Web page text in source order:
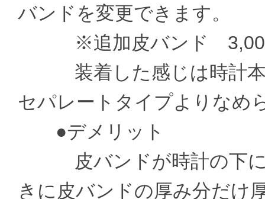
バンドを変更できます。
※追加皮バンド 3,000
装着した感じは時計本
セパレートタイプよりなめ
●デメリット
皮バンドが時計の下に
きに皮バンドの厚み分だけ